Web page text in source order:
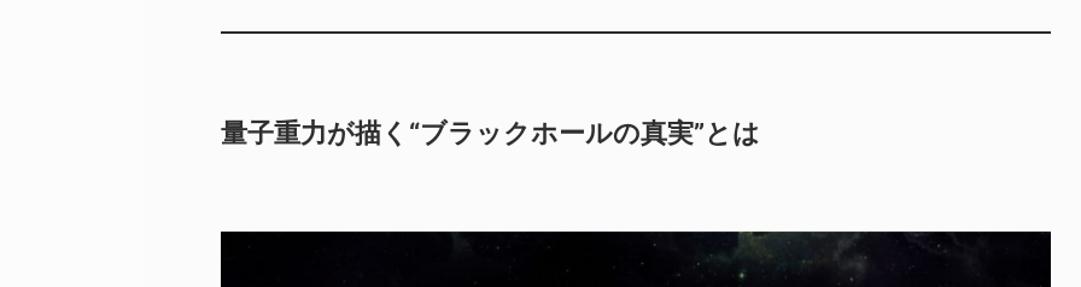
量子重力が描く“ブラックホールの真実”とは